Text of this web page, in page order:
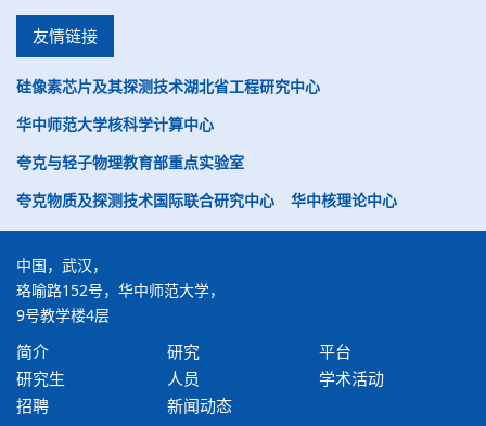
友情链接
硅像素芯片及其探测技术湖北省工程研究中心
华中师范大学核科学计算中心
夸克与轻子物理教育部重点实验室
夸克物质及探测技术国际联合研究中心
华中核理论中心
中国，武汉，
珞喻路152号，华中师范大学，
9号教学楼4层
简介 研究
平台
研究生
人员
学术活动
招聘
新闻动态